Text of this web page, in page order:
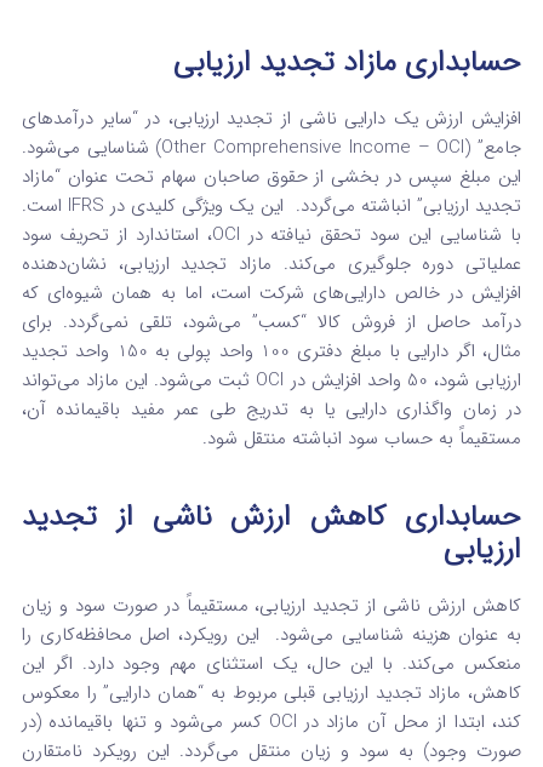
حسابداری مازاد تجدید ارزیابی
افزایش ارزش یک دارایی ناشی از تجدید ارزیابی، در “سایر درآمدهای
جامع” (Other Comprehensive Income – OCI) شناسایی می‌شود.
این مبلغ سپس در بخشی از حقوق صاحبان سهام تحت عنوان “مازاد
تجدید ارزیابی” انباشته می‌گردد.
این یک ویژگی کلیدی در IFRS است.
با شناسایی این سود تحقق نیافته در OCI، استاندارد از تحریف سود
عملیاتی دوره جلوگیری می‌کند. مازاد تجدید ارزیابی، نشان‌دهنده
افزایش در خالص دارایی‌های شرکت است، اما به همان شیوه‌ای که
درآمد حاصل از فروش کالا “کسب” می‌شود، تلقی نمی‌گردد. برای
مثال، اگر دارایی با مبلغ دفتری 100 واحد پولی به 150 واحد تجدید
ارزیابی شود، 50 واحد افزایش در OCI ثبت می‌شود. این مازاد می‌تواند
در زمان واگذاری دارایی یا به تدریج طی عمر مفید باقیمانده آن،
مستقیماً به حساب سود انباشته منتقل شود.
حسابداری کاهش ارزش ناشی از تجدید
ارزیابی
کاهش ارزش ناشی از تجدید ارزیابی، مستقیماً در صورت سود و زیان
به عنوان هزینه شناسایی می‌شود.
این رویکرد، اصل محافظه‌کاری را
منعکس می‌کند. با این حال، یک استثنای مهم وجود دارد. اگر این
کاهش، مازاد تجدید ارزیابی قبلی مربوط به “همان دارایی” را معکوس
کند، ابتدا از محل آن مازاد در OCI کسر می‌شود و تنها باقیمانده (در
صورت وجود) به سود و زیان منتقل می‌گردد. این رویکرد نامتقارن